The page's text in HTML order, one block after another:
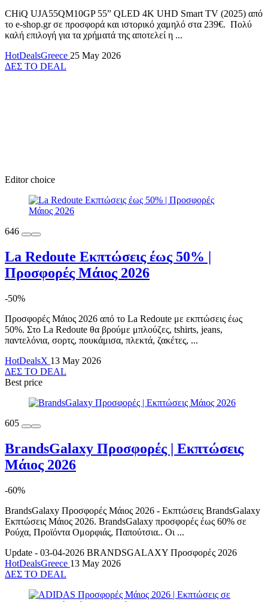
CHiQ UJA55QM10GP 55” QLED 4K UHD Smart TV (2025) από
το e-shop.gr σε προσφορά και ιστορικό χαμηλό στα 239€. Πολύ
καλή επιλογή για τα χρήματά της αποτελεί η ...
HotDealsGreece 25 May 2026
ΔΕΣ ΤΟ DEAL
Editor choice
646
La Redoute Εκπτώσεις έως 50% |
Προσφορές Μάιος 2026
-50%
Προσφορές Μάιος 2026 από το La Redoute με εκπτώσεις έως
50%. Στο La Redoute θα βρούμε μπλούζες, tshirts, jeans,
παντελόνια, σορτς, πουκάμισα, πλεκτά, ζακέτες, ...
HotDealsX 13 May 2026
ΔΕΣ ΤΟ DEAL
Best price
605
BrandsGalaxy Προσφορές | Εκπτώσεις
Μάιος 2026
-60%
BrandsGalaxy Προσφορές Μάιος 2026 - Εκπτώσεις BrandsGalaxy
Εκπτώσεις Μάιος 2026. BrandsGalaxy προσφορές έως 60% σε
Ρούχα, Προϊόντα Ομορφιάς, Παπούτσια.. Οι ...
Update - 03-04-2026 BRANDSGALAXY Προσφορές 2026
HotDealsGreece 13 May 2026
ΔΕΣ ΤΟ DEAL